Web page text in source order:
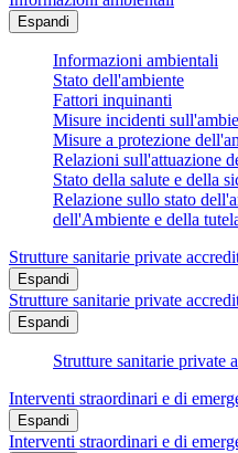
Espandi
Informazioni ambientali
Stato dell'ambiente
Fattori inquinanti
Misure incidenti
Misure a protezione
Relazioni sull'attuazione
Stato della salute e della
Relazione sullo stato
dell'Ambiente e della
Strutture sanitarie private
Espandi
Strutture sanitarie private
Espandi
Strutture sanitarie private
Interventi straordinari e di
Espandi
Interventi straordinari e di